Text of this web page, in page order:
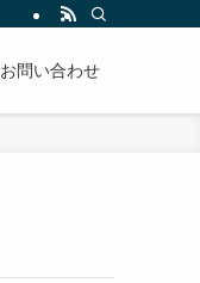
お問い合わせ